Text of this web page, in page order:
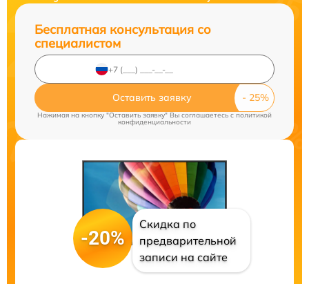
Бесплатная консультация со
специалистом
Оставить заявку
Нажимая на кнопку "Оставить заявку" Вы соглашаетесь c политикой
конфиденциальности
-20%
Скидка по
предварительной
записи на сайте